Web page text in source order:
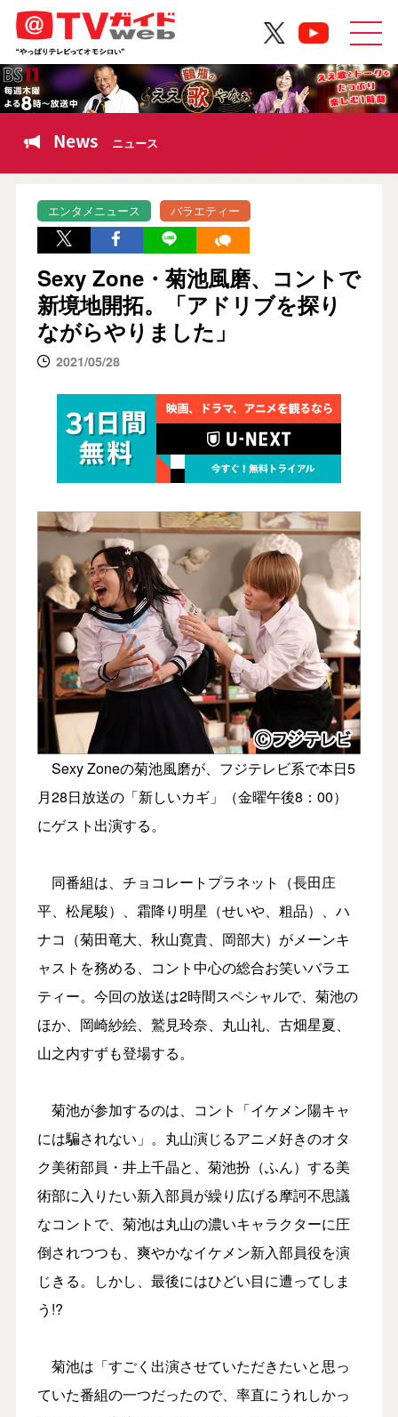
News ニュース
エンタメニュース バラエティー
Sexy Zone・菊池風磨、コントで
新境地開拓。「アドリブを探り
ながらやりました」
2021/05/28
Sexy Zoneの菊池風磨が、フジテレビ系で本日5
月28日放送の「新しいカギ」（金曜午後8：00）
にゲスト出演する。
同番組は、チョコレートプラネット（長田庄
平、松尾駿）、霜降り明星（せいや、粗品）、ハ
ナコ（菊田竜大、秋山寛貴、岡部大）がメーンキ
ャストを務める、コント中心の総合お笑いバラエ
ティー。今回の放送は2時間スペシャルで、菊池の
ほか、岡崎紗絵、鷲見玲奈、丸山礼、古畑星夏、
山之内すずも登場する。
菊池が参加するのは、コント「イケメン陽キャ
には騙されない」。丸山演じるアニメ好きのオタ
ク美術部員・井上千晶と、菊池扮（ふん）する美
術部に入りたい新入部員が繰り広げる摩訶不思議
なコントで、菊池は丸山の濃いキャラクターに圧
倒されつつも、爽やかなイケメン新入部員役を演
じきる。しかし、最後にはひどい目に遭ってしま
う!?
菊池は「すごく出演させていただきたいと思っ
ていた番組の一つだったので、率直にうれしかっ